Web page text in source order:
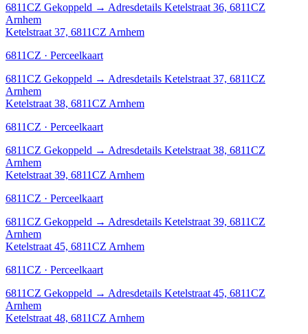
6811CZ Gekoppeld → Adresdetails Ketelstraat 36, 6811CZ
Arnhem
Ketelstraat 37, 6811CZ Arnhem
6811CZ · Perceelkaart
6811CZ Gekoppeld → Adresdetails Ketelstraat 37, 6811CZ
Arnhem
Ketelstraat 38, 6811CZ Arnhem
6811CZ · Perceelkaart
6811CZ Gekoppeld → Adresdetails Ketelstraat 38, 6811CZ
Arnhem
Ketelstraat 39, 6811CZ Arnhem
6811CZ · Perceelkaart
6811CZ Gekoppeld → Adresdetails Ketelstraat 39, 6811CZ
Arnhem
Ketelstraat 45, 6811CZ Arnhem
6811CZ · Perceelkaart
6811CZ Gekoppeld → Adresdetails Ketelstraat 45, 6811CZ
Arnhem
Ketelstraat 48, 6811CZ Arnhem